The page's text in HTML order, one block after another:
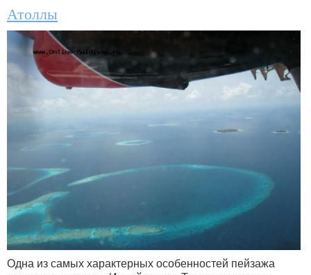
Атоллы
Одна из самых характерных особенностей пейзажа